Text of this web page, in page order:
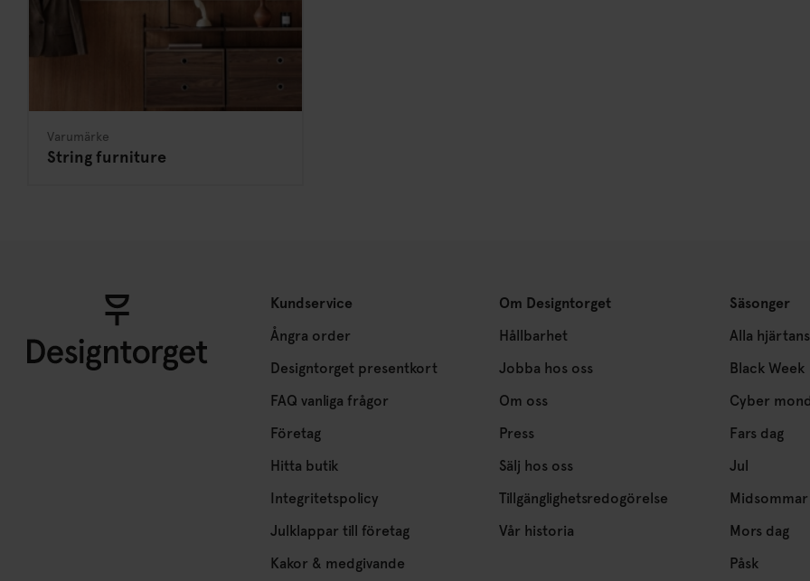
Varumärke
String furniture
Kundservice
Ångra order
Designtorget presentkort
FAQ vanliga frågor
Företag
Hitta butik
Integritetspolicy
Julklappar till företag
Kakor & medgivande
Om Designtorget
Hållbarhet
Jobba hos oss
Om oss
Press
Sälj hos oss
Tillgänglighetsredogörelse
Vår historia
Säsonger
Alla
Black Week
Cyber
Fars dag
Jul
Midsommar
Mors dag
Påsk